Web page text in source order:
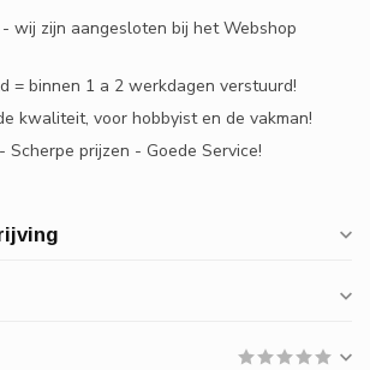
wij zijn aangesloten bij het Webshop
= binnen 1 a 2 werkdagen verstuurd!
kwaliteit, voor hobbyist en de vakman!
Scherpe prijzen - Goede Service!